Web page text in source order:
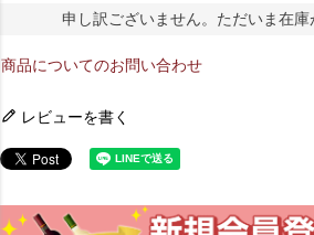
申し訳ございません。ただいま在庫
商品についてのお問い合わせ
レビューを書く